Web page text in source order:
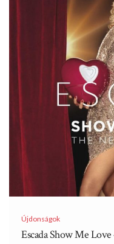
Újdonságok
Escada Show Me